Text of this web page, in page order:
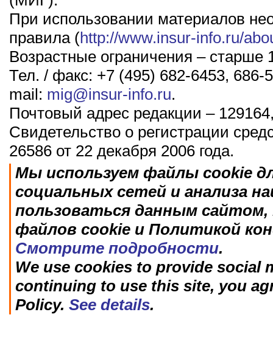
При использовании материалов
правила (http://www.insur-info.ru/
Возрастные ограничения – старше
Тел. / факс: +7 (495) 682-6453, 686-
mail: mig@insur-info.ru.
Почтовый адрес редакции –
Свидетельство о регистрации
26586 от 22 декабря 2006 года.
Мы используем файлы cookie
социальных сетей и анализа
пользоваться данным
файлов cookie и Политикой
Смотрите подробности.
We use cookies to provide social
continuing to use this site, you
Policy. See details.